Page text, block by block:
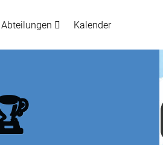
Abteilungen Kalender